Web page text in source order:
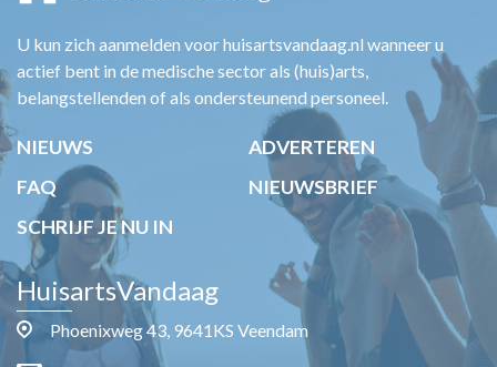
U kun zich aanmelden voor huisartsvandaag.nl wanneer u
actief bent in de medische sector als (huis)arts,
belangstellenden of als ondersteunend personeel.
NIEUWS
ADVERTEREN
FAQ
NIEUWSBRIEF
SCHRIJF JE NU IN
HuisartsVandaag
Phoenixweg 43, 9641KS Veendam